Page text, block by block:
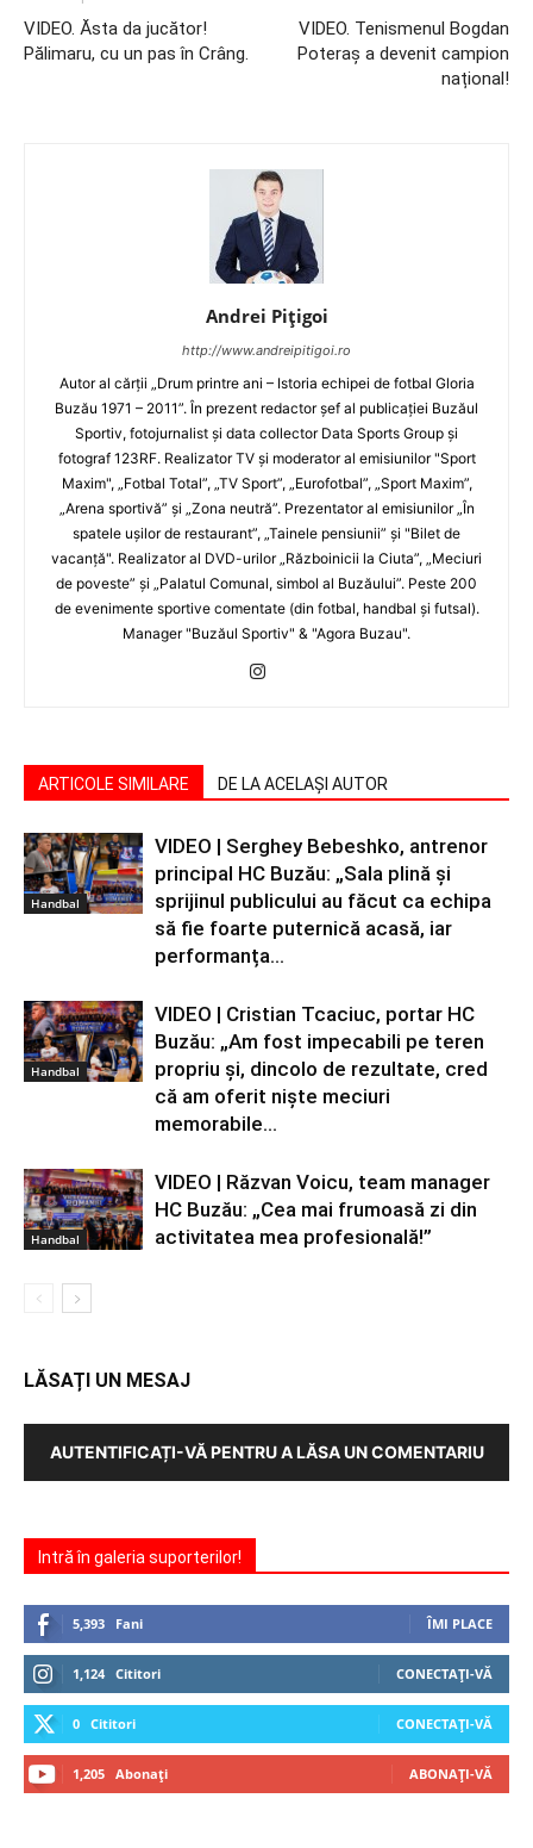
VIDEO. Ăsta da jucător!
Pălimaru, cu un pas în Crâng.
VIDEO. Tenismenul Bogdan
Poteraș a devenit campion
național!
Andrei Pițigoi
http://www.andreipitigoi.ro
Autor al cărţii „Drum printre ani – Istoria echipei de fotbal Gloria
Buzău 1971 – 2011”. În prezent redactor şef al publicaţiei Buzăul
Sportiv, fotojurnalist şi data collector Data Sports Group şi
fotograf 123RF. Realizator TV şi moderator al emisiunilor "Sport
Maxim", „Fotbal Total”, „TV Sport”, „Eurofotbal”, „Sport Maxim”,
„Arena sportivă” şi „Zona neutră”. Prezentator al emisiunilor „În
spatele uşilor de restaurant”, „Tainele pensiunii” şi "Bilet de
vacanţă". Realizator al DVD-urilor „Războinicii la Ciuta”, „Meciuri
de poveste” şi „Palatul Comunal, simbol al Buzăului”. Peste 200
de evenimente sportive comentate (din fotbal, handbal şi futsal).
Manager "Buzăul Sportiv" & "Agora Buzau".
ARTICOLE SIMILARE DE LA ACELAȘI AUTOR
Handbal
VIDEO | Serghey Bebeshko, antrenor
principal HC Buzău: „Sala plină și
sprijinul publicului au făcut ca echipa
să fie foarte puternică acasă, iar
performanța...
Handbal
VIDEO | Cristian Tcaciuc, portar HC
Buzău: „Am fost impecabili pe teren
propriu și, dincolo de rezultate, cred
că am oferit niște meciuri
memorabile...
Handbal
VIDEO | Răzvan Voicu, team manager
HC Buzău: „Cea mai frumoasă zi din
activitatea mea profesională!”
LĂSAȚI UN MESAJ
AUTENTIFICAȚI-VĂ PENTRU A LĂSA UN COMENTARIU
Intră în galeria suporterilor!
5,393 Fani ÎMI PLACE
1,124 Cititori CONECTAȚI-VĂ
0 Cititori CONECTAȚI-VĂ
1,205 Abonați ABONAȚI-VĂ